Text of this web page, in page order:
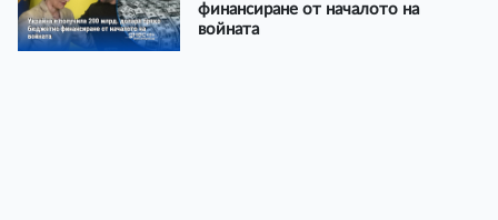
финансиране от началото на
войната